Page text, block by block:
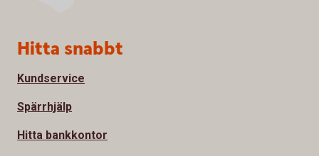
Sidfot
Hitta snabbt
Kundservice
Spärrhjälp
Hitta bankkontor